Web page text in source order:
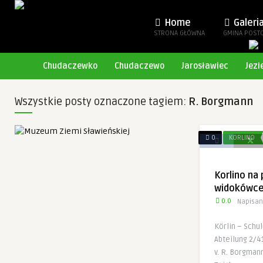
Home
STRONA GŁÓWNA
Galeria
GMINA
Chudaczewko Chudaczewo Jarosławiec
Wszystkie posty oznaczone tagiem: R. Borgmann
0 KORLINO
Korlino na
widokówce
0.0
Körlin –
Abteilung 2/
v. R.